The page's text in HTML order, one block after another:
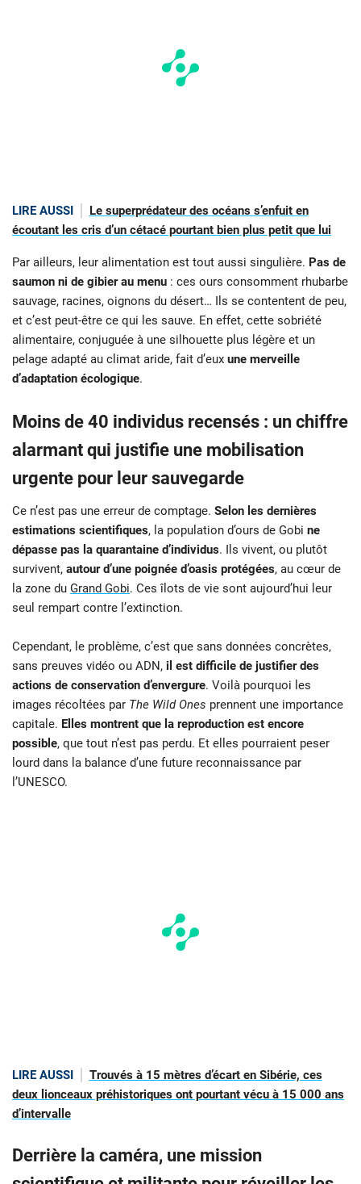
LIRE AUSSI
Le superprédateur des océans s’enfuit en
écoutant les cris d’un cétacé pourtant bien plus petit que lui
Par ailleurs, leur alimentation est tout aussi singulière. Pas de
saumon ni de gibier au menu : ces ours consomment rhubarbe
sauvage, racines, oignons du désert… Ils se contentent de peu,
et c’est peut-être ce qui les sauve. En effet, cette sobriété
alimentaire, conjuguée à une silhouette plus légère et un
pelage adapté au climat aride, fait d’eux une merveille
d’adaptation écologique.
Moins de 40 individus recensés : un chiffre
alarmant qui justifie une mobilisation
urgente pour leur sauvegarde
Ce n’est pas une erreur de comptage. Selon les dernières
estimations scientifiques, la population d’ours de Gobi ne
dépasse pas la quarantaine d’individus. Ils vivent, ou plutôt
survivent, autour d’une poignée d’oasis protégées, au cœur de
la zone du Grand Gobi. Ces îlots de vie sont aujourd’hui leur
seul rempart contre l’extinction.
Cependant, le problème, c’est que sans données concrètes,
sans preuves vidéo ou ADN, il est difficile de justifier des
actions de conservation d’envergure. Voilà pourquoi les
images récoltées par The Wild Ones prennent une importance
capitale. Elles montrent que la reproduction est encore
possible, que tout n’est pas perdu. Et elles pourraient peser
lourd dans la balance d’une future reconnaissance par
l’UNESCO.
LIRE AUSSI
Trouvés à 15 mètres d’écart en Sibérie, ces
deux lionceaux préhistoriques ont pourtant vécu à 15 000 ans
d’intervalle
Derrière la caméra, une mission